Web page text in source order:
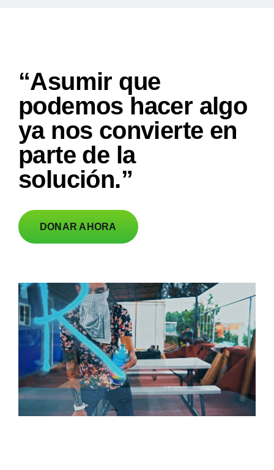
“Asumir que
podemos hacer algo
ya nos convierte en
parte de la
solución.”
DONAR AHORA